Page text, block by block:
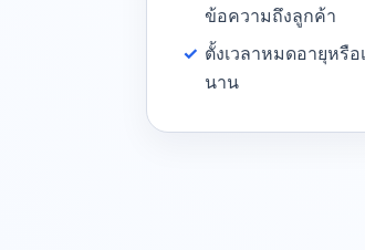
ข้อความถึงลูกค้า
✓ ตั้งเวลาหมดอายุหรื
นาน